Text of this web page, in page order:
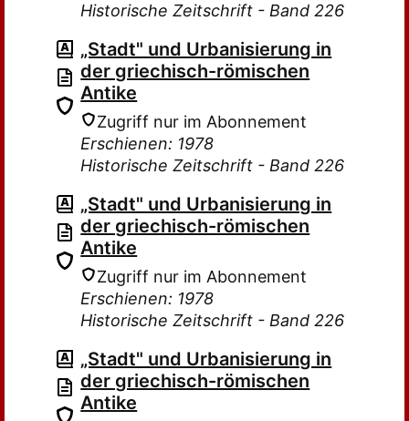
Historische Zeitschrift - Band 226
„Stadt" und Urbanisierung in
der griechisch-römischen
Antike
Zugriff nur im Abonnement
Erschienen: 1978
Historische Zeitschrift - Band 226
„Stadt" und Urbanisierung in
der griechisch-römischen
Antike
Zugriff nur im Abonnement
Erschienen: 1978
Historische Zeitschrift - Band 226
„Stadt" und Urbanisierung in
der griechisch-römischen
Antike